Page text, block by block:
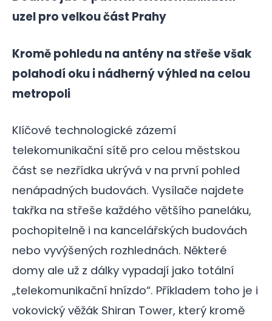
uzel pro velkou část Prahy
Kromě pohledu na antény na střeše však
polahodí oku i nádherný výhled na celou
metropoli
Klíčové technologické zázemí
telekomunikační sítě pro celou městskou
část se nezřídka ukrývá v na první pohled
nenápadných budovách. Vysílače najdete
takřka na střeše každého většího paneláku,
pochopitelně i na kancelářských budovách
nebo vyvýšených rozhlednách. Některé
domy ale už z dálky vypadají jako totální
„telekomunikační hnízdo“. Příkladem toho je i
vokovický věžák Shiran Tower, který kromě